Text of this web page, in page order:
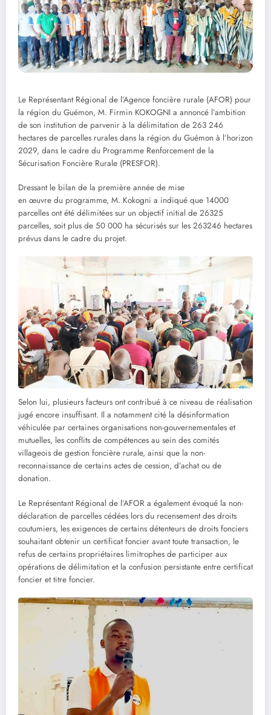
Le Représentant Régional de l’Agence foncière rurale (AFOR) pour
la région du Guémon, M. Firmin KOKOGNI a annoncé l’ambition
de son institution de parvenir à la délimitation de 263 246
hectares de parcelles rurales dans la région du Guémon à l’horizon
2029, dans le cadre du Programme Renforcement de la
Sécurisation Foncière Rurale (PRESFOR).
Dressant le bilan de la première année de mise
en œuvre du programme, M. Kokogni a indiqué que 14000
parcelles ont été délimitées sur un objectif initial de 26325
parcelles, soit plus de 50 000 ha sécurisés sur les 263246 hectares
prévus dans le cadre du projet.
Selon lui, plusieurs facteurs ont contribué à ce niveau de réalisation
jugé encore insuffisant. Il a notamment cité la désinformation
véhiculée par certaines organisations non-gouvernementales et
mutuelles, les conflits de compétences au sein des comités
villageois de gestion foncière rurale, ainsi que la non-
reconnaissance de certains actes de cession, d’achat ou de
donation.
Le Représentant Régional de l’AFOR a également évoqué la non-
déclaration de parcelles cédées lors du recensement des droits
coutumiers, les exigences de certains détenteurs de droits fonciers
souhaitant obtenir un certificat foncier avant toute transaction, le
refus de certains propriétaires limitrophes de participer aux
opérations de délimitation et la confusion persistante entre certificat
foncier et titre foncier.